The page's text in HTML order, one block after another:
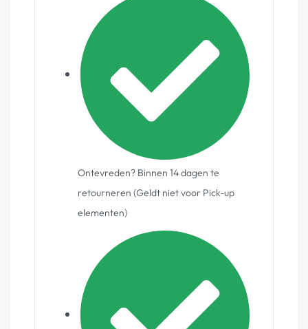
Ontevreden? Binnen 14 dagen te
retourneren (Geldt niet voor Pick-up
elementen)